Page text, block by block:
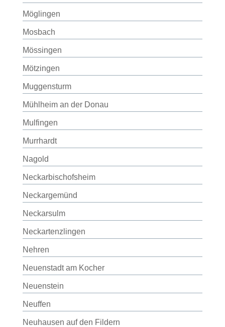
Möglingen
Mosbach
Mössingen
Mötzingen
Muggensturm
Mühlheim an der Donau
Mulfingen
Murrhardt
Nagold
Neckarbischofsheim
Neckargemünd
Neckarsulm
Neckartenzlingen
Nehren
Neuenstadt am Kocher
Neuenstein
Neuffen
Neuhausen auf den Fildern